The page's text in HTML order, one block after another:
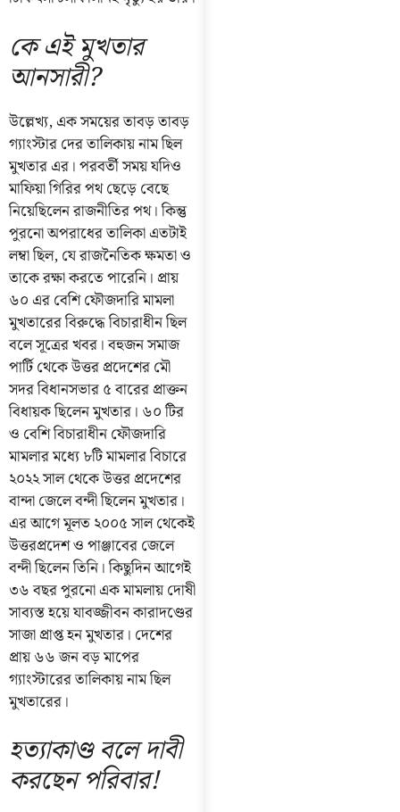
কে এই মুখতার
আনসারী?
উল্লেখ্য, এক সময়ের তাবড় তাবড়
গ্যাংস্টার দের তালিকায় নাম ছিল
মুখতার এর। পরবর্তী সময় যদিও
মাফিয়া গিরির পথ ছেড়ে বেছে
নিয়েছিলেন রাজনীতির পথ। কিন্তু
পুরনো অপরাধের তালিকা এতটাই
লম্বা ছিল, যে রাজনৈতিক ক্ষমতা ও
তাকে রক্ষা করতে পারেনি। প্রায়
৬০ এর বেশি ফৌজদারি মামলা
মুখতারের বিরুদ্ধে বিচারাধীন ছিল
বলে সূত্রের খবর। বহুজন সমাজ
পার্টি থেকে উত্তর প্রদেশের মৌ
সদর বিধানসভার ৫ বারের প্রাক্তন
বিধায়ক ছিলেন মুখতার। ৬০ টির
ও বেশি বিচারাধীন ফৌজদারি
মামলার মধ্যে ৮টি মামলার বিচারে
২০২২ সাল থেকে উত্তর প্রদেশের
বান্দা জেলে বন্দী ছিলেন মুখতার।
এর আগে মূলত ২০০৫ সাল থেকেই
উত্তরপ্রদেশ ও পাঞ্জাবের জেলে
বন্দী ছিলেন তিনি। কিছুদিন আগেই
৩৬ বছর পুরনো এক মামলায় দোষী
সাব্যস্ত হয়ে যাবজ্জীবন কারাদণ্ডের
সাজা প্রাপ্ত হন মুখতার। দেশের
প্রায় ৬৬ জন বড় মাপের
গ্যাংস্টারের তালিকায় নাম ছিল
মুখতারের।
হত্যাকাণ্ড বলে দাবী
করছেন পরিবার!